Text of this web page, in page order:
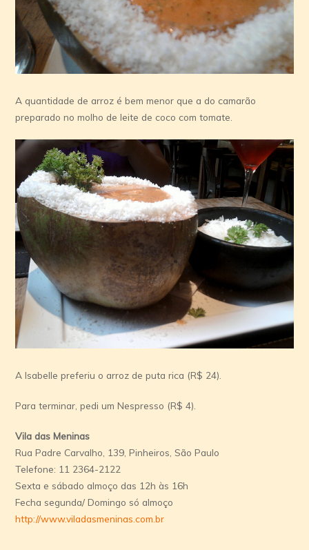
A quantidade de arroz é bem menor que a do camarão
preparado no molho de leite de coco com tomate.
A Isabelle preferiu o arroz de puta rica (R$ 24).
Para terminar, pedi um Nespresso (R$ 4).
Vila das Meninas
Rua Padre Carvalho, 139, Pinheiros, São Paulo
Telefone: 11 2364-2122
Sexta e sábado almoço das 12h às 16h
Fecha segunda/ Domingo só almoço
http://www.viladasmeninas.com.br